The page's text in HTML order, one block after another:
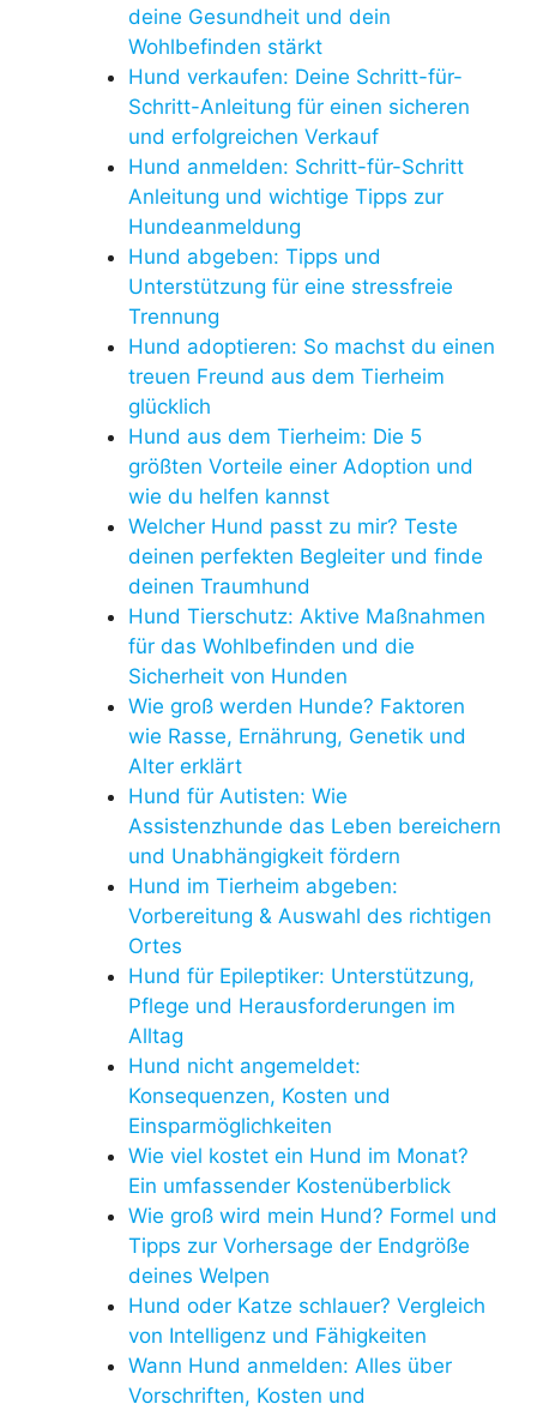
deine Gesundheit und dein
Wohlbefinden stärkt
Hund verkaufen: Deine Schritt-für-
Schritt-Anleitung für einen sicheren
und erfolgreichen Verkauf
Hund anmelden: Schritt-für-Schritt
Anleitung und wichtige Tipps zur
Hundeanmeldung
Hund abgeben: Tipps und
Unterstützung für eine stressfreie
Trennung
Hund adoptieren: So machst du einen
treuen Freund aus dem Tierheim
glücklich
Hund aus dem Tierheim: Die 5
größten Vorteile einer Adoption und
wie du helfen kannst
Welcher Hund passt zu mir? Teste
deinen perfekten Begleiter und finde
deinen Traumhund
Hund Tierschutz: Aktive Maßnahmen
für das Wohlbefinden und die
Sicherheit von Hunden
Wie groß werden Hunde? Faktoren
wie Rasse, Ernährung, Genetik und
Alter erklärt
Hund für Autisten: Wie
Assistenzhunde das Leben bereichern
und Unabhängigkeit fördern
Hund im Tierheim abgeben:
Vorbereitung & Auswahl des richtigen
Ortes
Hund für Epileptiker: Unterstützung,
Pflege und Herausforderungen im
Alltag
Hund nicht angemeldet:
Konsequenzen, Kosten und
Einsparmöglichkeiten
Wie viel kostet ein Hund im Monat?
Ein umfassender Kostenüberblick
Wie groß wird mein Hund? Formel und
Tipps zur Vorhersage der Endgröße
deines Welpen
Hund oder Katze schlauer? Vergleich
von Intelligenz und Fähigkeiten
Wann Hund anmelden: Alles über
Vorschriften, Kosten und